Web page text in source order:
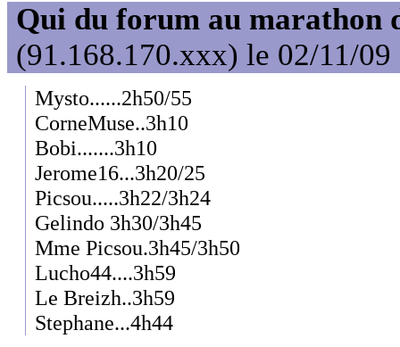
Qui du forum au marathon
(91.168.170.xxx) le 02/11/09
Mysto......2h50/55
CorneMuse..3h10
Bobi.......3h10
Jerome16...3h20/25
Picsou.....3h22/3h24
Gelindo 3h30/3h45
Mme Picsou.3h45/3h50
Lucho44....3h59
Le Breizh..3h59
Stephane...4h44